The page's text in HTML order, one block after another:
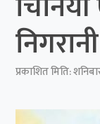
निगरानी
प्रकाशित मिति: